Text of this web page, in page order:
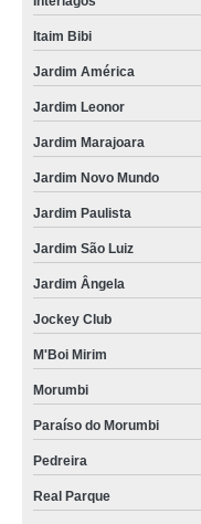
Itaim Bibi
Jardim América
Jardim Leonor
Jardim Marajoara
Jardim Novo Mundo
Jardim Paulista
Jardim São Luiz
Jardim Ângela
Jockey Club
M'Boi Mirim
Morumbi
Paraíso do Morumbi
Pedreira
Real Parque